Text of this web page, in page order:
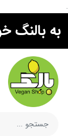
.
به بالنگ